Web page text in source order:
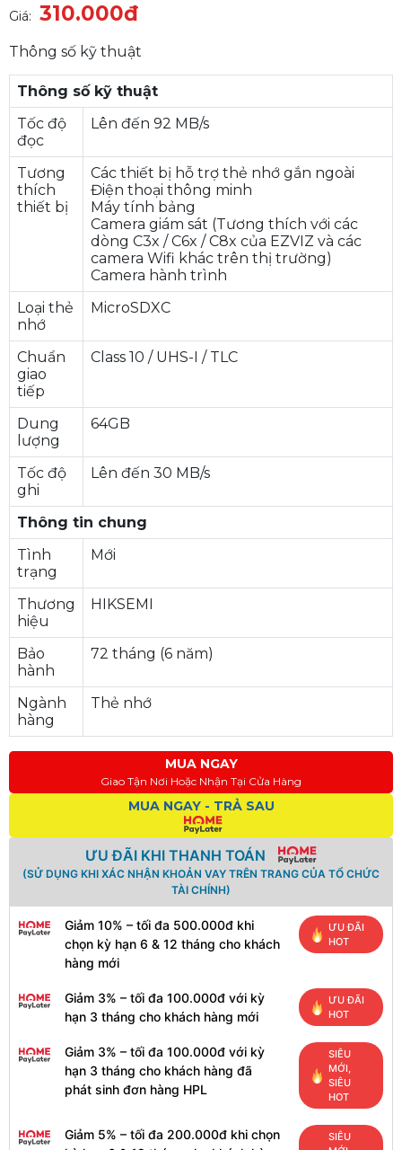
Giá: 310.000đ
Thông số kỹ thuật
Thông số kỹ thuật
Tốc độ
đọc
Lên đến 92 MB/s
Tương
thích
thiết bị
Các thiết bị hỗ trợ thẻ nhớ gắn ngoài
Điện thoại thông minh
Máy tính bảng
Camera giám sát (Tương thích với các
dòng C3x / C6x / C8x của EZVIZ và các
camera Wifi khác trên thị trường)
Camera hành trình
Loại thẻ
nhớ
MicroSDXC
Chuẩn
giao
tiếp
Class 10 / UHS-I / TLC
Dung
lượng
64GB
Tốc độ
ghi
Lên đến 30 MB/s
Thông tin chung
Tình
trạng
Mới
Thương
hiệu
HIKSEMI
Bảo
hành
72 tháng (6 năm)
Ngành
hàng
Thẻ nhớ
MUA NGAY
Giao Tận Nơi Hoặc Nhận Tại Cửa Hàng
MUA NGAY - TRẢ SAU
ƯU ĐÃI KHI THANH TOÁN
(SỬ DỤNG KHI XÁC NHẬN KHOẢN VAY TRÊN TRANG CỦA TỔ CHỨC
TÀI CHÍNH)
Giảm 10% – tối đa 500.000đ khi
chọn kỳ hạn 6 & 12 tháng cho khách
hàng mới
ƯU ĐÃI
HOT
Giảm 3% – tối đa 100.000đ với kỳ
hạn 3 tháng cho khách hàng mới
ƯU ĐÃI
HOT
Giảm 3% – tối đa 100.000đ với kỳ
hạn 3 tháng cho khách hàng đã
phát sinh đơn hàng HPL
SIÊU
MỚI,
SIÊU
HOT
Giảm 5% – tối đa 200.000đ khi chọn
SIÊU